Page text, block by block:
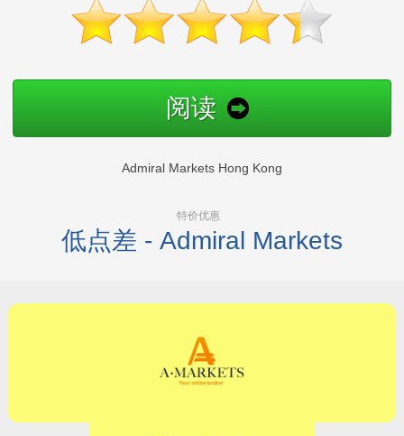
阅读
Admiral Markets Hong Kong
特价优惠
低点差 - Admiral Markets